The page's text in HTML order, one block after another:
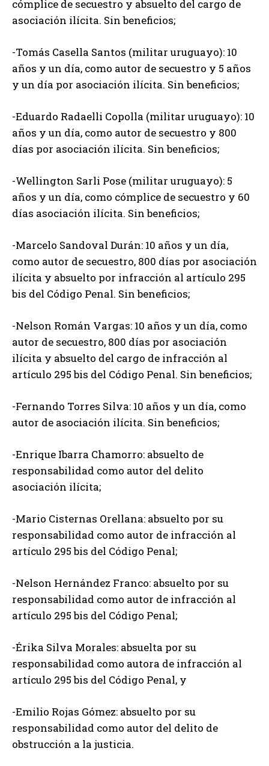
cómplice de secuestro y absuelto del cargo de
asociación ilícita. Sin beneficios;
-Tomás Casella Santos (militar uruguayo): 10
años y un día, como autor de secuestro y 5 años
y un día por asociación ilícita. Sin beneficios;
-Eduardo Radaelli Copolla (militar uruguayo): 10
años y un día, como autor de secuestro y 800
días por asociación ilícita. Sin beneficios;
-Wellington Sarli Pose (militar uruguayo): 5
años y un día, como cómplice de secuestro y 60
días asociación ilícita. Sin beneficios;
-Marcelo Sandoval Durán: 10 años y un día,
como autor de secuestro, 800 días por asociación
ilícita y absuelto por infracción al artículo 295
bis del Código Penal. Sin beneficios;
-Nelson Román Vargas: 10 años y un día, como
autor de secuestro, 800 días por asociación
ilícita y absuelto del cargo de infracción al
artículo 295 bis del Código Penal. Sin beneficios;
-Fernando Torres Silva: 10 años y un día, como
autor de asociación ilícita. Sin beneficios;
-Enrique Ibarra Chamorro: absuelto de
responsabilidad como autor del delito
asociación ilícita;
-Mario Cisternas Orellana: absuelto por su
responsabilidad como autor de infracción al
artículo 295 bis del Código Penal;
-Nelson Hernández Franco: absuelto por su
responsabilidad como autor de infracción al
artículo 295 bis del Código Penal;
-Érika Silva Morales: absuelta por su
responsabilidad como autora de infracción al
artículo 295 bis del Código Penal, y
-Emilio Rojas Gómez: absuelto por su
responsabilidad como autor del delito de
obstrucción a la justicia.